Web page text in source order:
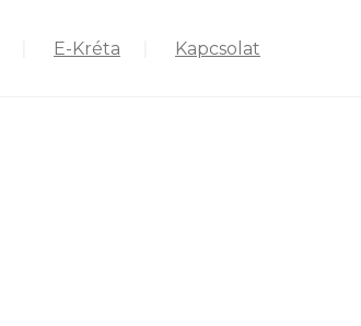
E-Kréta Kapcsolat